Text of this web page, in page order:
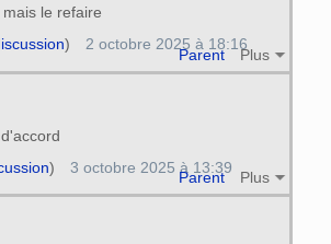
le refaire
Parent Plus
) 2 octobre 2025 à 18:16
Parent Plus
) 3 octobre 2025 à 13:39